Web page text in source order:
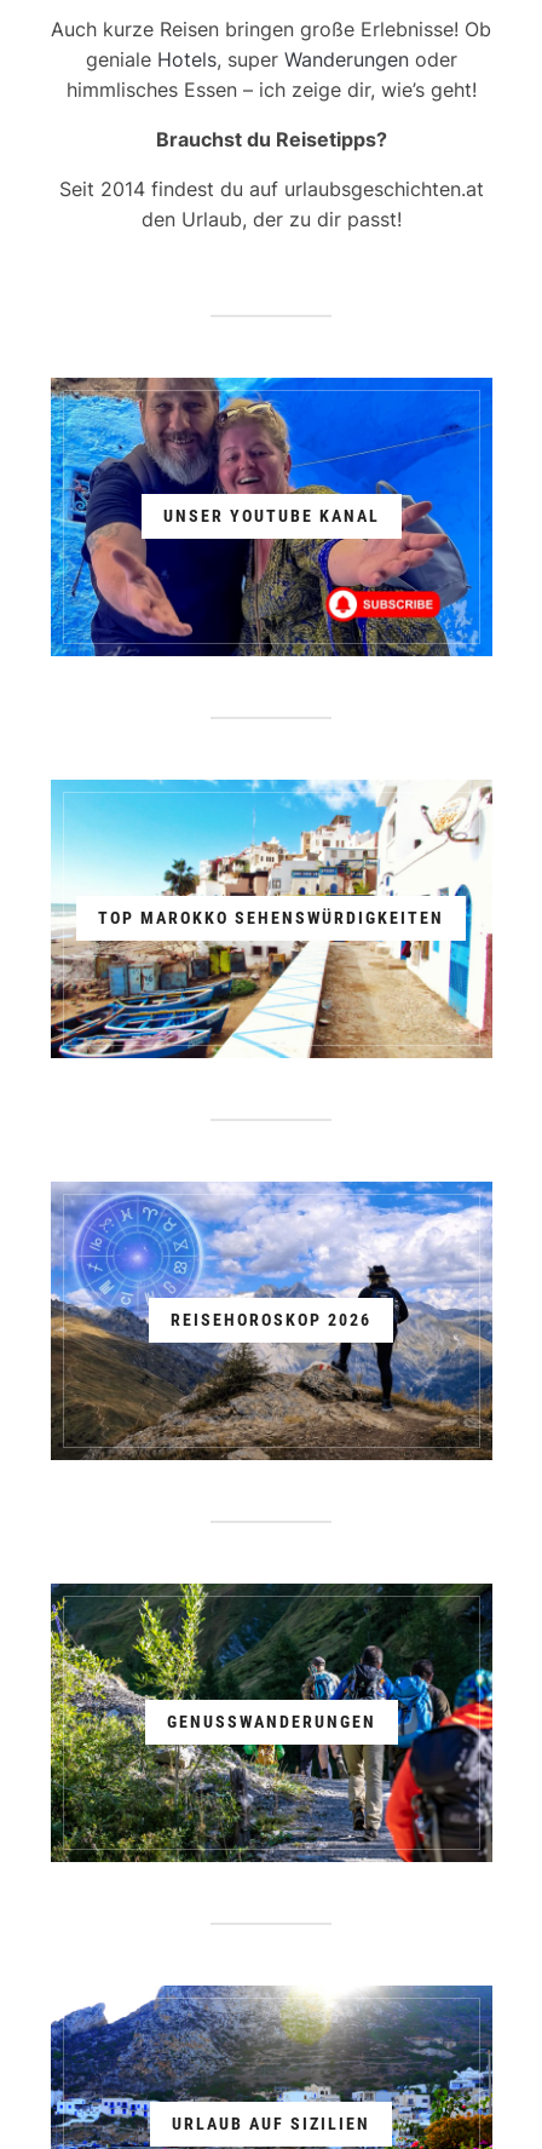
Auch kurze Reisen bringen große Erlebnisse! Ob
geniale Hotels, super Wanderungenoder
himmlisches Essen – ich zeige dir, wie’s geht!
Brauchst du Reisetipps?
Seit 2014 findest du auf urlaubsgeschichten.at
den Urlaub, der zu dir passt!
UNSER YOUTUBE KANAL
TOP MAROKKO SEHENSWÜRDIGKEITEN
REISEHOROSKOP 2026
GENUSSWANDERUNGEN
URLAUB AUF SIZILIEN